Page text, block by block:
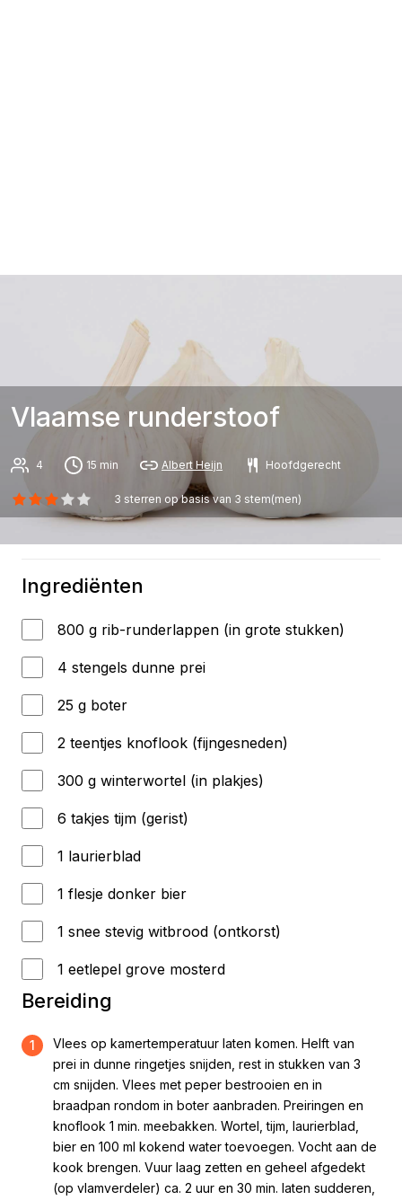
Vlaamse runderstoof
4 15 min Albert Heijn Hoofdgerecht
3 sterren op basis van 3 stem(men)
Ingrediënten
800 g rib-runderlappen (in grote stukken)
4 stengels dunne prei
25 g boter
2 teentjes knoflook (fijngesneden)
300 g winterwortel (in plakjes)
6 takjes tijm (gerist)
1 laurierblad
1 flesje donker bier
1 snee stevig witbrood (ontkorst)
1 eetlepel grove mosterd
Bereiding
1
Vlees op kamertemperatuur laten komen. Helft van
prei in dunne ringetjes snijden, rest in stukken van 3
cm snijden. Vlees met peper bestrooien en in
braadpan rondom in boter aanbraden. Preiringen en
knoflook 1 min. meebakken. Wortel, tijm, laurierblad,
bier en 100 ml kokend water toevoegen. Vocht aan de
kook brengen. Vuur laag zetten en geheel afgedekt
(op vlamverdeler) ca. 2 uur en 30 min. laten sudderen,